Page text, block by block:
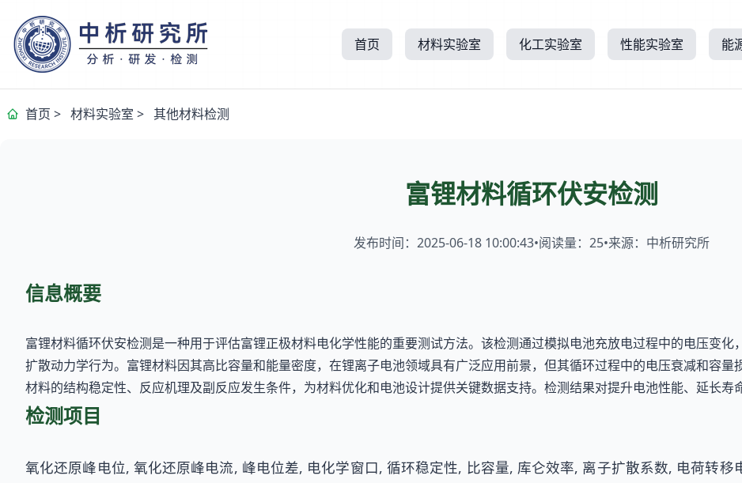
首页 材料实验室 化工实验室 性能实验室 能
首页 > 材料实验室 > 其他材料检测
富锂材料循环伏安检测
发布时间：2025-06-18 10:00:43•阅读量： 25•来源：中析研究所
信息概要
富锂材料循环伏安检测是一种用于评估富锂正极材料电化学性能的重要测试方法。该检测通过模拟电池充放电过程中的电压变
扩散动力学行为。富锂材料因其高比容量和能量密度，在锂离子电池领域具有广泛应用前景，但其循环过程中的电压衰减和容
材料的结构稳定性、反应机理及副反应发生条件，为材料优化和电池设计提供关键数据支持。检测结果对提升电池性能、延长寿
检测项目
氧化还原峰电位, 氧化还原峰电流, 峰电位差, 电化学窗口, 循环稳定性, 比容量, 库仑效率, 离子扩散系数, 电荷转